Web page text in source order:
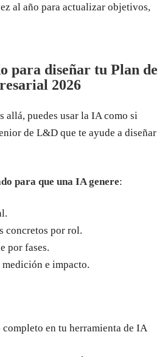
al año para actualizar objetivos,
para diseñar tu Plan de
2026
allá, puedes usar la IA como si
de L&D que te ayude a diseñar
para que una IA genere:
concretos por rol.
por fases.
e impacto.
en tu herramienta de IA